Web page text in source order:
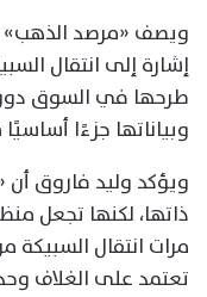
ويصف «مرصد الذهب»
إشارة إلى انتقال
طرحها في السوق دون
وبياناتها جزءًا
ويؤكد وليد فاروق
ذاتها، لكنها تجعل
مرات انتقال السبيكة
تعتمد على الغلاف